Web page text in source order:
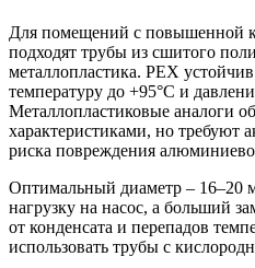
Для помещений с повышенной
подходят трубы из сшитого
металлопластика. PEX
температуру до +95°C и
Металлопластиковые аналоги
характеристиками, но требуют
риска повреждения
Оптимальный диаметр – 16–20
нагрузку на насос, а больший
от конденсата и перепадов
использовать трубы с